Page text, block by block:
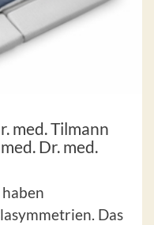
med. Tilmann
Dr. med.
Das